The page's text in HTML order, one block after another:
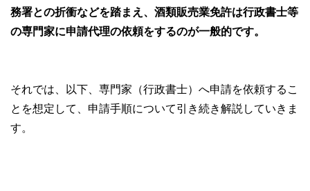
務署との折衝などを踏まえ、酒類販売業免許は行政書士等
の専門家に申請代理の依頼をするのが一般的です。
それでは、以下、専門家（行政書士）へ申請を依頼するこ
とを想定して、申請手順について引き続き解説していきま
す。